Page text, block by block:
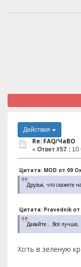
Действия
Re: FAQ/ЧаВО
« Ответ #57 : 10
Цитата: MOD от 09
Друзья, что скажете
Цитата: Pravednik от
Давайте... Всё лучше,
Хоть в зеленую